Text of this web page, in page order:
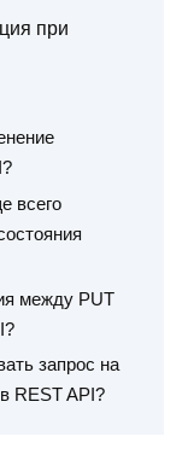
при
всего
между PUT
запрос на
REST API?